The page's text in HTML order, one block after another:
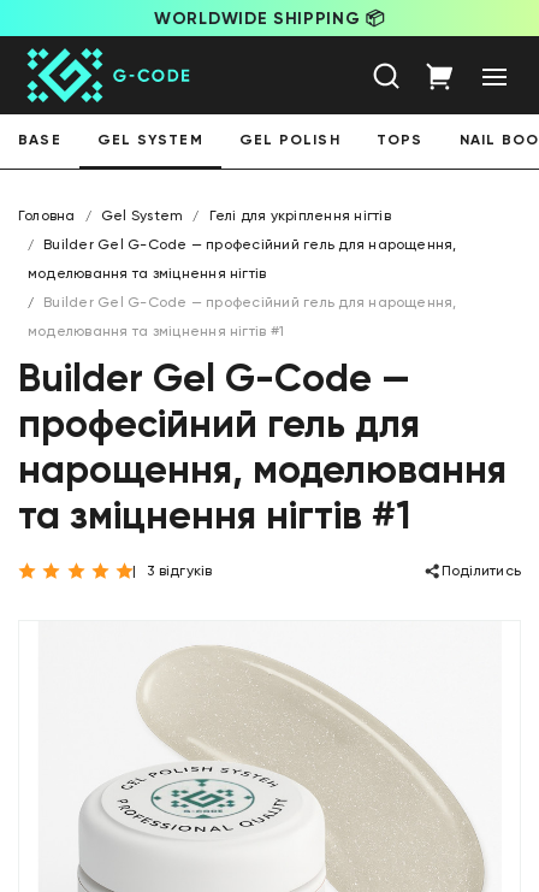
WORLDWIDE SHIPPING 📦
BASE GEL SYSTEM GEL POLISH TOPS NAIL
Головна Gel System
Гелі для укріплення нігтів
Builder Gel G-Code — професійний гель для нарощення,
моделювання та зміцнення нігтів
Builder Gel G-Code — професійний гель для нарощення,
моделювання та зміцнення нігтів #1
Builder Gel G-Code —
професійний гель для
нарощення, моделювання
та зміцнення нігтів #1
3 відгуків Поділитись